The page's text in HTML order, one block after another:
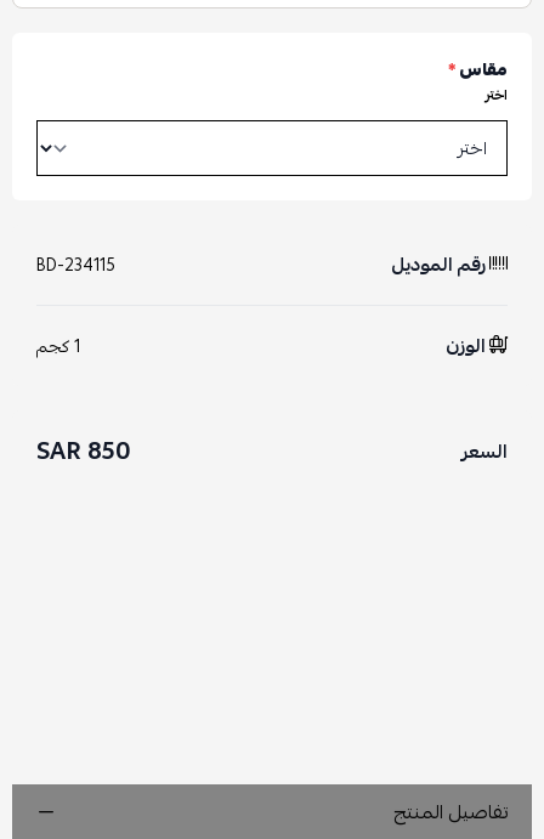
مقاس*
اختر
رقم الموديل BD-234115
الوزن 1 كجم
السعر 850 SAR
تفاصيل المنتج